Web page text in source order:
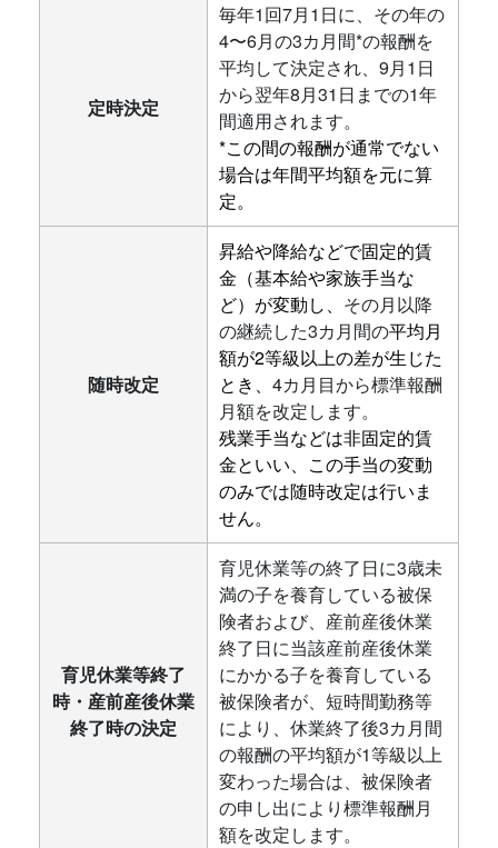
定時決定
毎年1回7月1日に、その年の
4〜6月の3カ月間*の報酬を
平均して決定され、9月1日
から翌年8月31日までの1年
間適用されます。
*この間の報酬が通常でない
場合は年間平均額を元に算
定。
随時改定
昇給や降給などで固定的賃
金（基本給や家族手当な
ど）が変動し、 その月以降
の継続した3カ月間の平均月
額が2等級以上の差が生じた
とき、 4カ月目から標準報酬
月額を改定します。
残業手当などは非固定的賃
金といい、この手当の変動
のみでは随時改定は行いま
せん。
育児休業等終了
時・産前産後休業
終了時の決定
育児休業等の終了日に3歳未
満の子を養育している被保
険者および、産前産後休業
終了日に当該産前産後休業
にかかる子を養育している
被保険者が、短時間勤務等
により、休業終了後3カ月間
の報酬の平均額が1等級以上
変わった場合は、被保険者
の申し出により標準報酬月
額を改定します。